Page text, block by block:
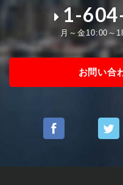
1-
月～金10:00～
お問い合